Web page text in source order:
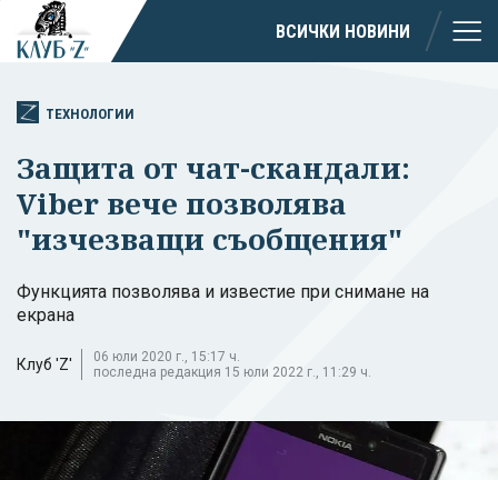
ВСИЧКИ НОВИНИ
ТЕХНОЛОГИИ
Защита от чат-скандали:
Viber вече позволява
"изчезващи съобщения"
Функцията позволява и известие при снимане на
екрана
Клуб 'Z'
06 юли 2020 г., 15:17 ч.
последна редакция 15 юли 2022 г., 11:29 ч.